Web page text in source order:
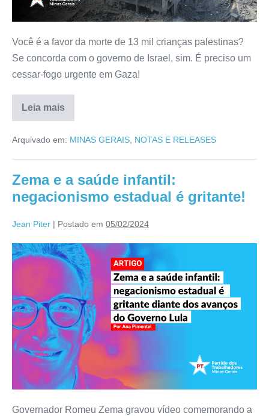
Você é a favor da morte de 13 mil crianças palestinas?
Se concorda com o governo de Israel, sim. É preciso um
cessar-fogo urgente em Gaza!
Leia mais
Arquivado em: MINAS GERAIS, NOTAS E RELEASES
Zema e a saúde infantil:
negacionismo estadual é gritante!
Jean Piter | Postado em 05/02/2024
Governador Romeu Zema gravou vídeo comemorando a